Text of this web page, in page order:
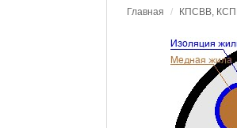
Главная / КПСВВ,